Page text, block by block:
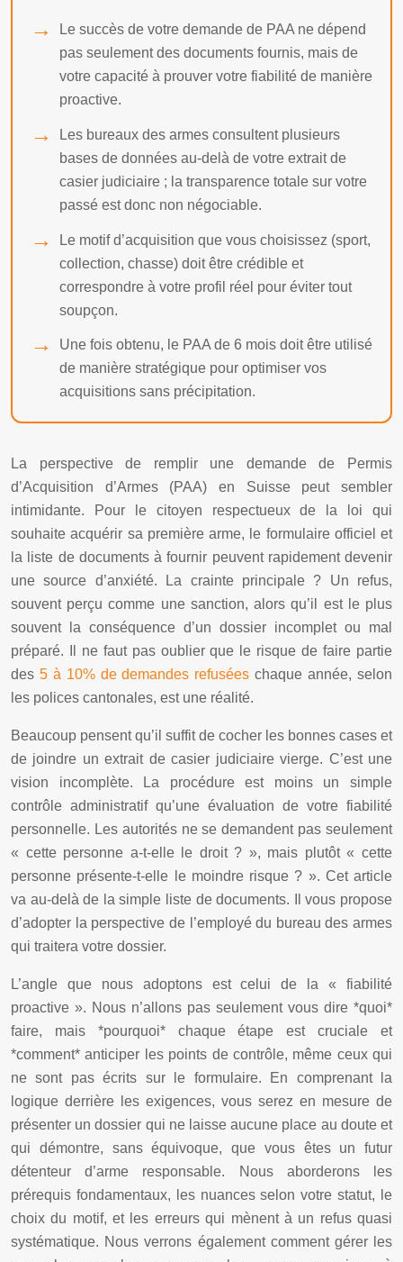
Le succès de votre demande de PAA ne dépend
pas seulement des documents fournis, mais de
votre capacité à prouver votre fiabilité de manière
proactive.
Les bureaux des armes consultent plusieurs
bases de données au-delà de votre extrait de
casier judiciaire ; la transparence totale sur votre
passé est donc non négociable.
Le motif d’acquisition que vous choisissez (sport,
collection, chasse) doit être crédible et
correspondre à votre profil réel pour éviter tout
soupçon.
Une fois obtenu, le PAA de 6 mois doit être utilisé
de manière stratégique pour optimiser vos
acquisitions sans précipitation.
La perspective de remplir une demande de Permis
d’Acquisition d’Armes (PAA) en Suisse peut sembler
intimidante. Pour le citoyen respectueux de la loi qui
souhaite acquérir sa première arme, le formulaire officiel et
la liste de documents à fournir peuvent rapidement devenir
une source d’anxiété. La crainte principale ? Un refus,
souvent perçu comme une sanction, alors qu’il est le plus
souvent la conséquence d’un dossier incomplet ou mal
préparé. Il ne faut pas oublier que le risque de faire partie
des 5 à 10% de demandes refusées chaque année, selon
les polices cantonales, est une réalité.
Beaucoup pensent qu’il suffit de cocher les bonnes cases et
de joindre un extrait de casier judiciaire vierge. C’est une
vision incomplète. La procédure est moins un simple
contrôle administratif qu’une évaluation de votre fiabilité
personnelle. Les autorités ne se demandent pas seulement
« cette personne a-t-elle le droit ? », mais plutôt « cette
personne présente-t-elle le moindre risque ? ». Cet article
va au-delà de la simple liste de documents. Il vous propose
d’adopter la perspective de l’employé du bureau des armes
qui traitera votre dossier.
L’angle que nous adoptons est celui de la « fiabilité
proactive ». Nous n’allons pas seulement vous dire *quoi*
faire, mais *pourquoi* chaque étape est cruciale et
*comment* anticiper les points de contrôle, même ceux qui
ne sont pas écrits sur le formulaire. En comprenant la
logique derrière les exigences, vous serez en mesure de
présenter un dossier qui ne laisse aucune place au doute et
qui démontre, sans équivoque, que vous êtes un futur
détenteur d’arme responsable. Nous aborderons les
prérequis fondamentaux, les nuances selon votre statut, le
choix du motif, et les erreurs qui mènent à un refus quasi
systématique. Nous verrons également comment gérer les